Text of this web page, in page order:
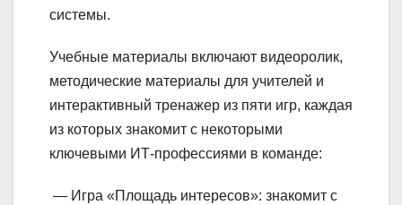
системы.
Учебные материалы включают видеоролик,
методические материалы для учителей и
интерактивный тренажер из пяти игр, каждая
из которых знакомит с некоторыми
ключевыми ИТ-профессиями в команде:
— Игра «Площадь интересов»: знакомит с